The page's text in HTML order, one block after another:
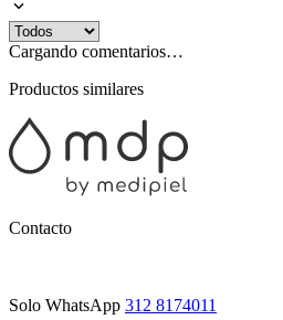
Cargando comentarios…
Productos similares
Contacto
Solo WhatsApp 312 8174011